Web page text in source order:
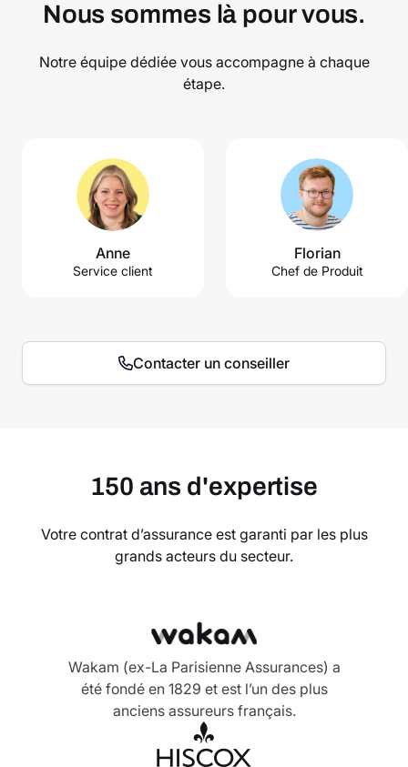
Nous sommes là pour vous.
Notre équipe dédiée vous accompagne à chaque
étape.
Anne
Service client
Florian
Chef de Produit
Contacter un conseiller
150 ans d'expertise
Votre contrat d’assurance est garanti par les plus
grands acteurs du secteur.
Wakam (ex-La Parisienne Assurances) a
été fondé en 1829 et est l’un des plus
anciens assureurs français.